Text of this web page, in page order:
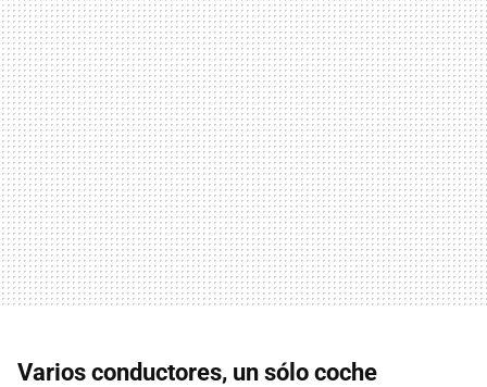
Varios conductores, un sólo coche